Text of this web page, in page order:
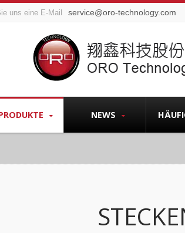
uns eine E-Mail service@oro-technology.com
NEWS